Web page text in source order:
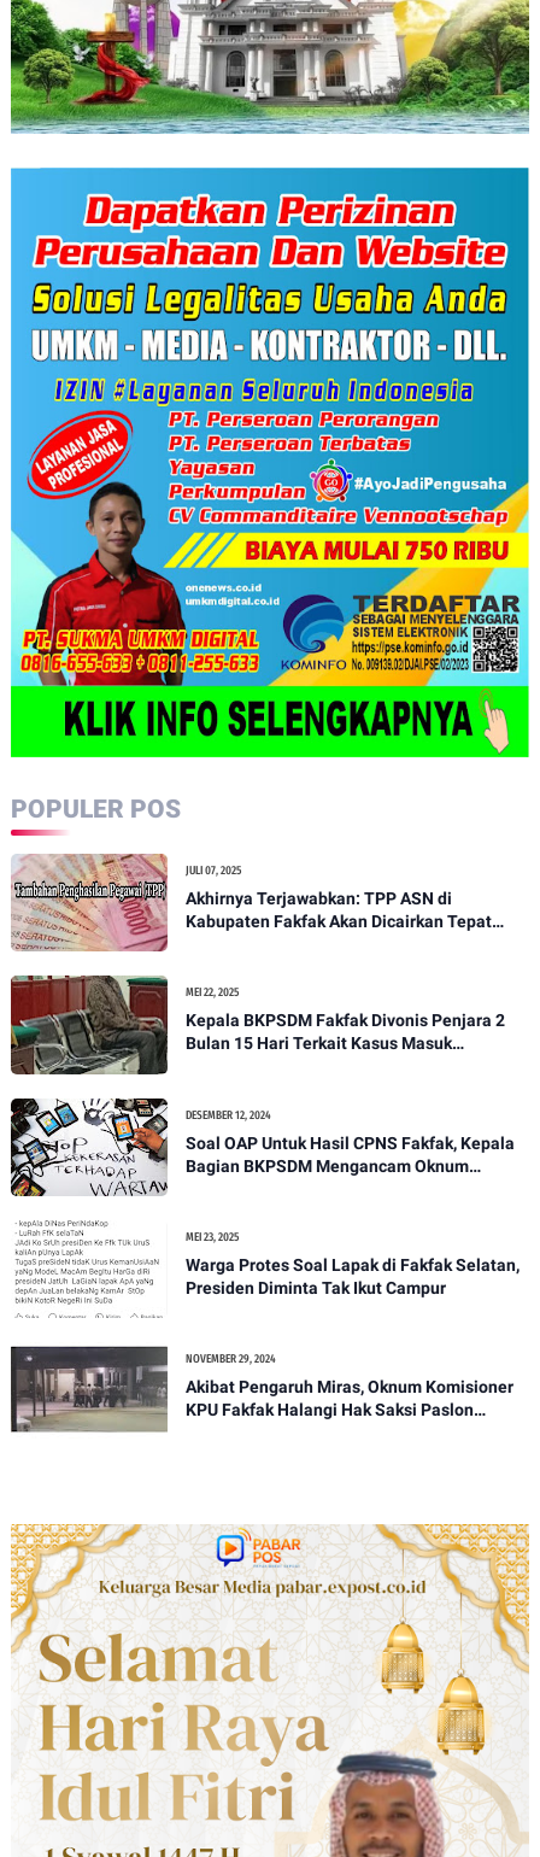
POPULER POS
JULI 07, 2025
Akhirnya Terjawabkan: TPP ASN di
Kabupaten Fakfak Akan Dicairkan Tepat
MEI 22, 2025
Kepala BKPSDM Fakfak Divonis Penjara 2
Bulan 15 Hari Terkait Kasus Masuk
DESEMBER 12, 2024
Soal OAP Untuk Hasil CPNS Fakfak, Kepala
Bagian BKPSDM Mengancam Oknum
MEI 23, 2025
Warga Protes Soal Lapak di Fakfak Selatan,
Presiden Diminta Tak Ikut Campur
NOVEMBER 29, 2024
Akibat Pengaruh Miras, Oknum Komisioner
KPU Fakfak Halangi Hak Saksi Paslon